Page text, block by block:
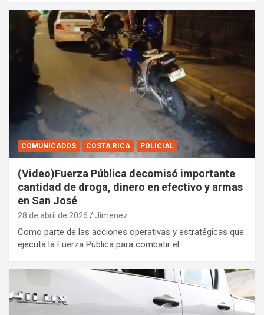
COMUNICADOS COSTA RICA POLICIAL
(Video)Fuerza Pública decomisó importante
cantidad de droga, dinero en efectivo y armas
en San José
28 de abril de 2026 Jimenez
Como parte de las acciones operativas y estratégicas que
ejecuta la Fuerza Pública para combatir el…